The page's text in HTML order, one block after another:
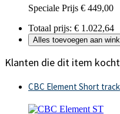
Speciale Prijs € 449,00
Totaal prijs: € 1.022,64
Alles toevoegen aan
Klanten die dit item
CBC Element Short track